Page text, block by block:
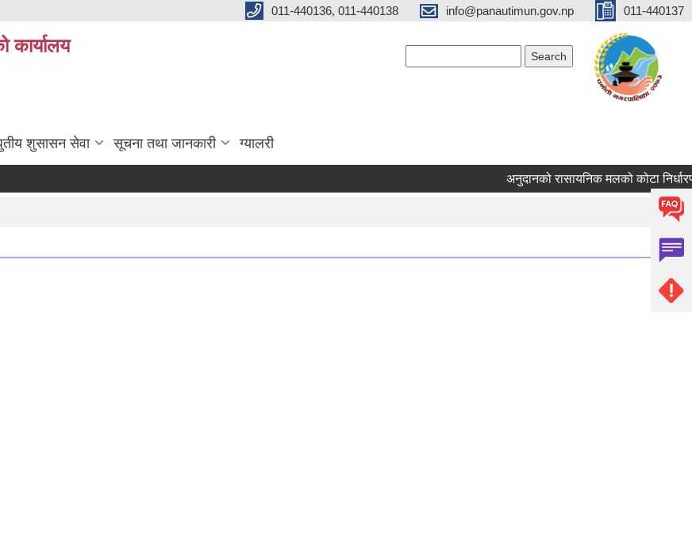
011-440136, 011-440138 info@panautimun.gov.np 011-440137
कार्यालय
शुसासन सेवा सूचना तथा जानकारी ग्यालरी
अनुदानको रासायनिक मलको कोटा निर्धारण